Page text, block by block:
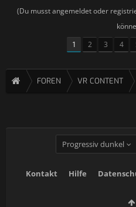
(Du musst angemeldet oder
1
2 3 4
FOREN VR CONTENT
Progressiv dunkel
Kontakt Hilfe